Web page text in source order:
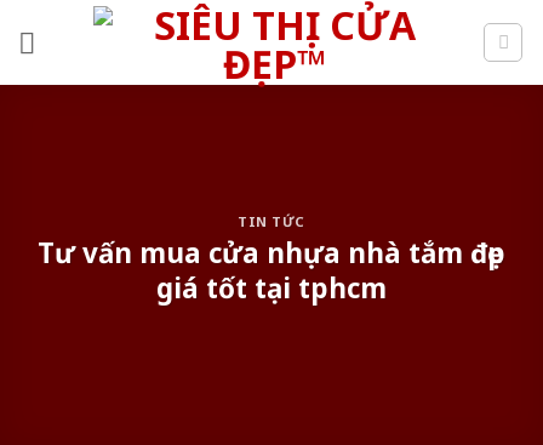
TIN TỨC
Tư vấn mua cửa nhựa nhà tắm đẹp
giá tốt tại tphcm